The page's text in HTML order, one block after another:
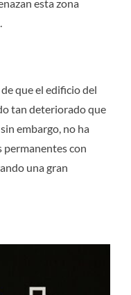
esta zona
que el edificio del
tan deteriorado que
embargo, no ha
permanentes con
una gran